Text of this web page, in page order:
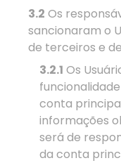
3.2 Os
sancionaram o
de terceiros e
3.2.1 Os
conta
informações
será de
da conta